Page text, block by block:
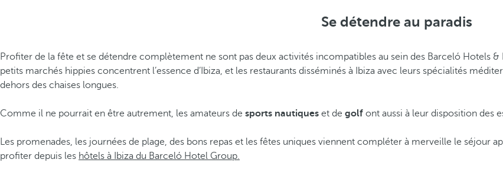
Se détendre au paradis
Profiter de la fête et se détendre complètement ne sont pas deux activités incompatibles au sein des Barceló Hotels &
petits marchés hippies concentrent l’essence d’Ibiza, et les restaurants disséminés à Ibiza avec leurs spécialités
dehors des chaises longues.
Comme il ne pourrait en être autrement, les amateurs de sports nautiques et de golf ont aussi à leur disposition des
Les promenades, les journées de plage, des bons repas et les fêtes uniques viennent compléter à merveille le séjour
profiter depuis les hôtels à Ibiza du Barceló Hotel Group.